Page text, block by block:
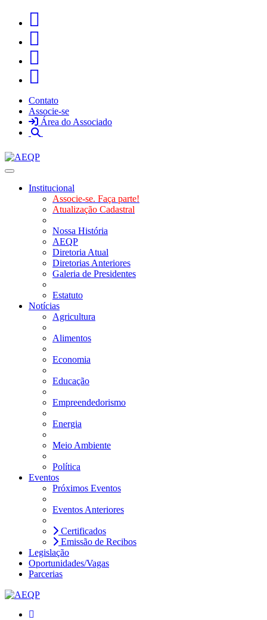
Contato
Associe-se
Área do Associado
Toggle navigation
Institucional
Associe-se. Faça parte!
Atualização Cadastral
Nossa História
AEQP
Diretoria Atual
Diretorias Anteriores
Galeria de Presidentes
Estatuto
Notícias
Agricultura
Alimentos
Economia
Educação
Empreendedorismo
Energia
Meio Ambiente
Política
Eventos
Próximos Eventos
Eventos Anteriores
Certificados
Emissão de Recibos
Legislação
Oportunidades/Vagas
Parcerias